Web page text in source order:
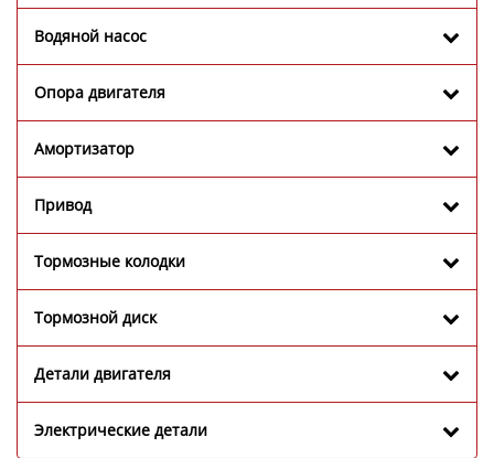
Водяной насос
Опора двигателя
Амортизатор
Привод
Тормозные колодки
Тормозной диск
Детали двигателя
Электрические детали